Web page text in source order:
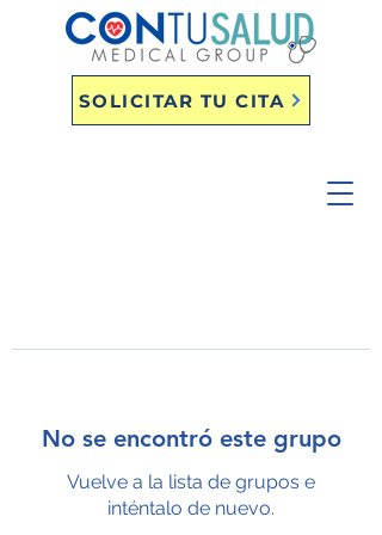
SOLICITAR TU CITA
No se encontró este grupo
Vuelve a la lista de grupos e
inténtalo de nuevo.